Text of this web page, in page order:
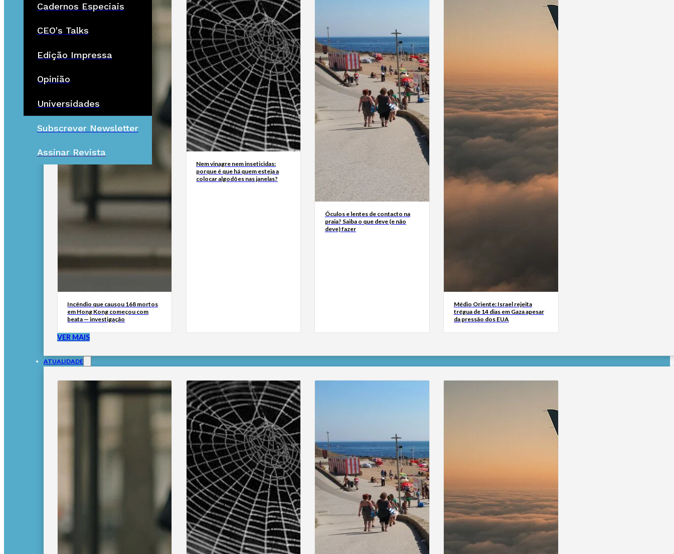
Cadernos Especiais
CEO's Talks
Edição Impressa
Opinião
Universidades
Subscrever Newsletter
Assinar Revista
Incêndio que causou 168 mortos
em Hong Kong começou com
beata — investigação
Nem vinagre nem inseticidas:
porque é que há quem esteja a
colocar algodões nas janelas?
Óculos e lentes de contacto na
praia? Saiba o que deve (e não
deve) fazer
Médio Oriente: Israel rejeita
trégua de 14 dias em Gaza apesar
da pressão dos EUA
VER MAIS
ATUALIDADE